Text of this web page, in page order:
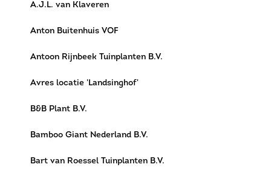
A.J.L. van Klaveren
Anton Buitenhuis VOF
Antoon Rijnbeek Tuinplanten B.V.
Avres locatie 'Landsinghof'
B&B Plant B.V.
Bamboo Giant Nederland B.V.
Bart van Roessel Tuinplanten B.V.